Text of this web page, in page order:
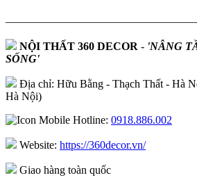
NỘI THẤT 360 DECOR - 'NÂNG
SỐNG'
Địa chỉ: Hữu Bằng - Thạch Thất - Hà
Hà Nội)
Hotline: 0918.886.002
Website: https://360decor.vn/
Giao hàng toàn quốc